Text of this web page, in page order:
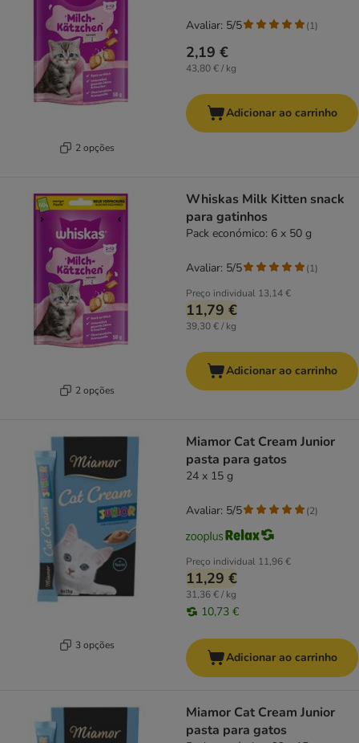
2 opções
2,19 €
43,80 € / kg
Avaliar: 5/5 (1)
Adicionar ao carrinho
2 opções
Whiskas Milk Kitten snack
para gatinhos
Pack económico: 6 x 50 g
Preço individual 13,14 €
11,79 €
39,30 € / kg
Avaliar: 5/5 (1)
Adicionar ao carrinho
3 opções
Miamor Cat Cream Junior
pasta para gatos
24 x 15 g
Preço individual 11,96 €
11,29 €
31,36 € / kg
10,73 €
Avaliar: 5/5 (2)
Adicionar ao carrinho
Miamor Cat Cream Junior
pasta para gatos